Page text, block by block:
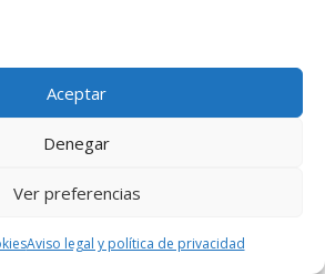
Aceptar
Denegar
Ver preferencias
Aviso legal y política de privacidad
con los blasones de la
encontramos su
un grifo rampante y
de Maldonado (en la
de la Diputación de